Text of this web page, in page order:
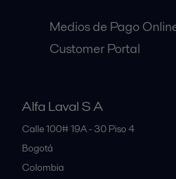
Medios de Pago
Customer Portal
Alfa Laval S A
Calle 100# 19A - 30 Piso 4
Bogotá
Colombia